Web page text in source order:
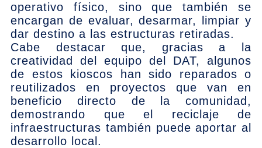
operativo físico, sino que también se
encargan de evaluar, desarmar, limpiar y
dar destino a las estructuras retiradas.
Cabe destacar que, gracias a la
creatividad del equipo del DAT, algunos
de estos kioscos han sido reparados o
reutilizados en proyectos que van en
beneficio directo de la comunidad,
demostrando que el reciclaje de
infraestructuras también puede aportar al
desarrollo local.